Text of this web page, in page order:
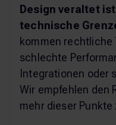
Design veraltet
technische
kommen rechtliche
schlechte
Integrationen oder
Wir empfehlen den
mehr dieser